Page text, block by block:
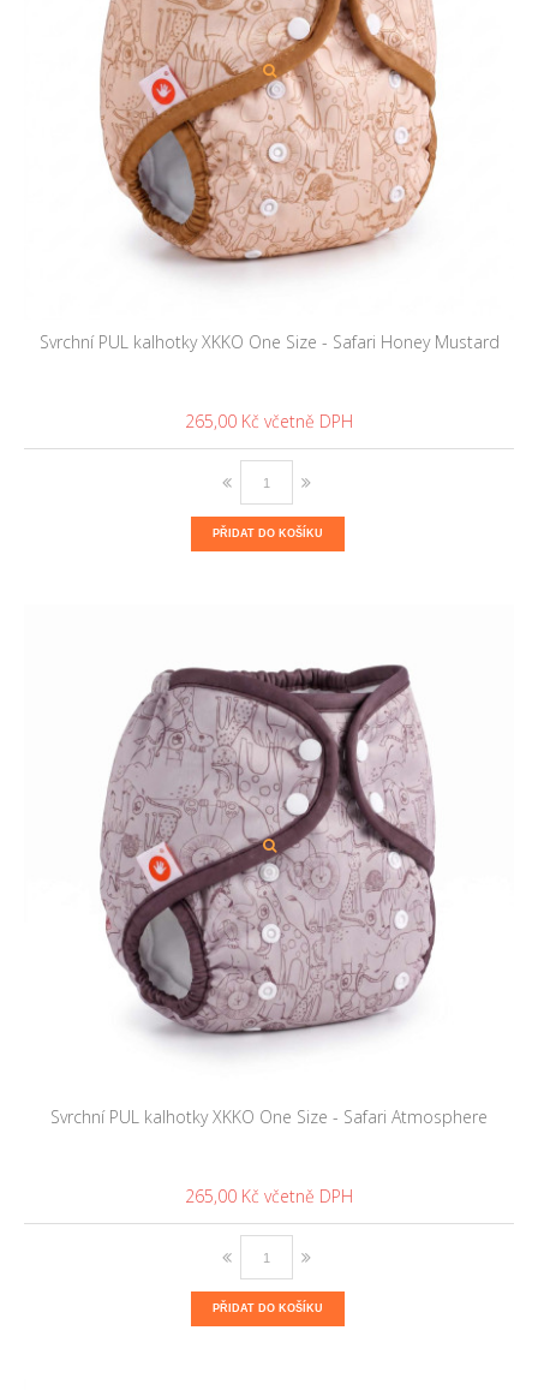
Svrchní PUL kalhotky XKKO One Size - Safari Honey Mustard
265,00 Kč
PŘIDAT DO KOŠÍKU
Svrchní PUL kalhotky XKKO One Size - Safari Atmosphere
265,00 Kč
PŘIDAT DO KOŠÍKU